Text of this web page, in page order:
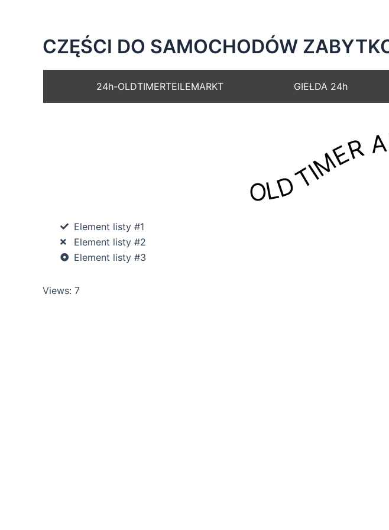
CZĘŚCI DO SAMOCHODÓW
24h-OLDTIMERTEILEMARKT GIEŁDA 24h
OLD TIMER
Element listy #1
Element listy #2
Element listy #3
Views: 7